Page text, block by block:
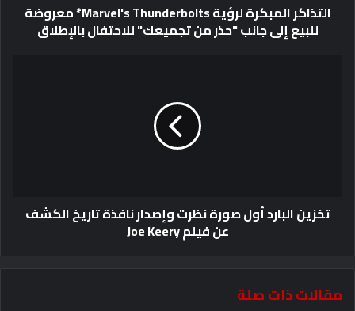
التذاكر المبكرة لرؤية Marvel's Thunderbolts* معروضة
للبيع إلى جانب "حذر من تجميعك" للاحتفال بالإطلاق
تخزين البارد أول صورة نظرت وإصدار نافذة تاريخ الكشف
عن فيلم Joe Keery
مقالات ذات صلة